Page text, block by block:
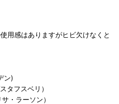
用感はありますがヒビ欠けなくと
ン)
タフスベリ）
・ラーソン）